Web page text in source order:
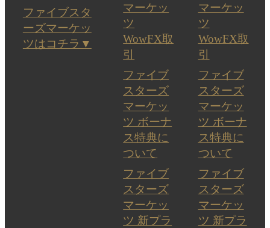
ファイブスタ
ーズマーケッ
ツはコチラ▼
マーケッ
ツ
WowFX取
引
ファイブ
スターズ
マーケッ
ツ ボーナ
ス特典に
ついて
ファイブ
スターズ
マーケッ
ツ 新プラ
マーケッ
ツ
WowFX取
引
ファイブ
スターズ
マーケッ
ツ ボーナ
ス特典に
ついて
ファイブ
スターズ
マーケッ
ツ 新プラ